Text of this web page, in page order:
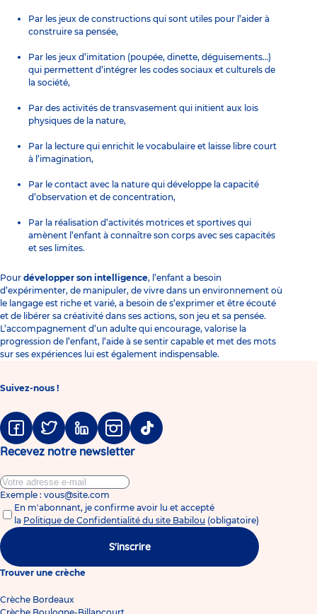
Par les jeux de constructions qui sont utiles pour l’aider à
construire sa pensée,
Par les jeux d’imitation (poupée, dinette, déguisements…)
qui permettent d’intégrer les codes sociaux et culturels de
la société,
Par des activités de transvasement qui initient aux lois
physiques de la nature,
Par la lecture qui enrichit le vocabulaire et laisse libre court
à l’imagination,
Par le contact avec la nature qui développe la capacité
d’observation et de concentration,
Par la réalisation d’activités motrices et sportives qui
amènent l’enfant à connaître son corps avec ses capacités
et ses limites.
Pour développer son intelligence, l’enfant a besoin
d’expérimenter, de manipuler, de vivre dans un environnement où
le langage est riche et varié, a besoin de s’exprimer et être écouté
et de libérer sa créativité dans ses actions, son jeu et sa pensée.
L’accompagnement d’un adulte qui encourage, valorise la
progression de l’enfant, l’aide à se sentir capable et met des mots
sur ses expériences lui est également indispensable.
Suivez-nous !
FacebookTwitter LinkedinInstagramTiktok
Recevez notre newsletter
Exemple : vous@site.com
En m'abonnant, je confirme avoir lu et accepté
la Politique de Confidentialité du site Babilou (obligatoire)
S'inscrire
Trouver une crèche
Crèche Bordeaux